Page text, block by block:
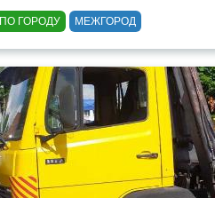
ПО ГОРОДУ МЕЖГОРОД